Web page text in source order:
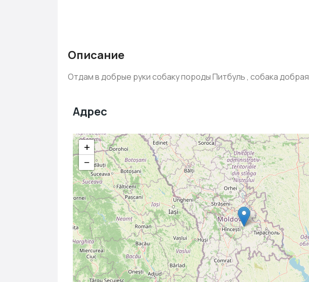
Описание
Отдам в добрые руки собаку породы Питбуль , собака добрая
Адрес
+
−